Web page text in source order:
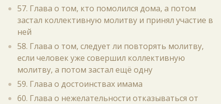
57. Глава о том, кто помолился дома, а потом
застал коллективную молитву и принял участие в
ней
58. Глава о том, следует ли повторять молитву,
если человек уже совершил коллективную
молитву, а потом застал ещё одну
59. Глава о достоинствах имама
60. Глава о нежелательности отказываться от